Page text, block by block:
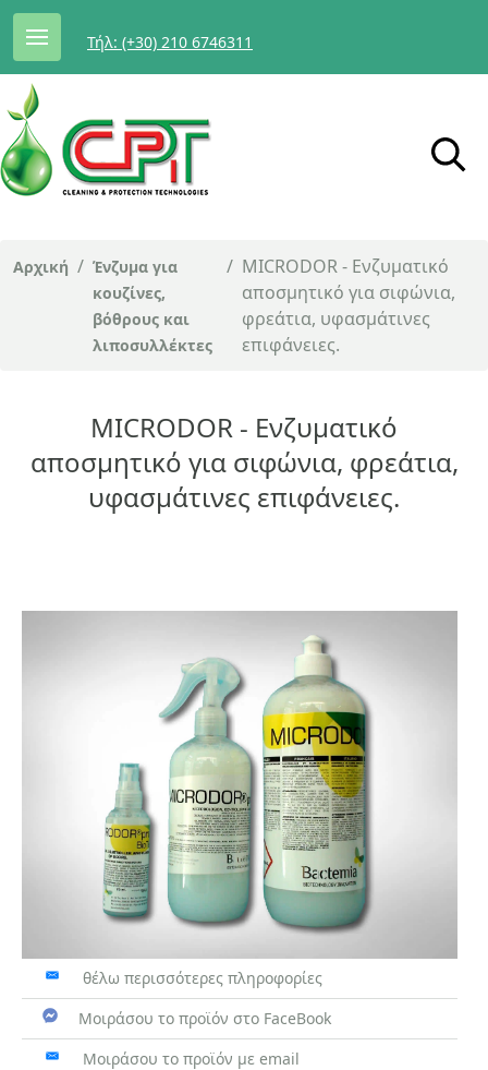
Τήλ: (+30) 210 6746311
Αρχική / Ένζυμα για
κουζίνες,
βόθρους και
λιποσυλλέκτες
/ MICRODOR - Ενζυματικό
αποσμητικό για σιφώνια,
φρεάτια, υφασμάτινες
επιφάνειες.
MICRODOR - Ενζυματικό
αποσμητικό για σιφώνια, φρεάτια,
υφασμάτινες επιφάνειες.
θέλω περισσότερες πληροφορίες
Μοιράσου το προϊόν στο FaceBook
Μοιράσου το προϊόν με email